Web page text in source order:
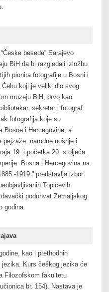
besede” Sarajevo
BiH da bi razgledali izložbu
pionira fotografije u Bosni i
koji je veliki dio svog
muzeju BiH, prvo kao
sekretar i fotograf.
fotografija koje su
Bosne i Hercegovine, a
pejzaže, narodne nošnje i
19. i početka 20. stoljeća.
Bosna i Hercegovina na
1919.” predstavlja izbor
Topičevih
poduhvat Zemaljskog
godina.
kao i prethodnih
Kurs češkog jezika će
Filozofskom fakultetu
br. 154). Nastava je